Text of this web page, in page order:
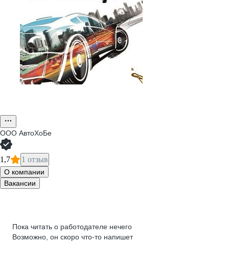
ООО АвтоХоБе
1,7 1 отзыв
О компании
Вакансии
Пока читать о работодателе нечего
Возможно, он скоро что‑то напишет